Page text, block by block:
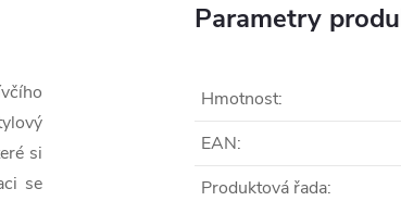
si
se
Parametry
Hmotnost:
EAN:
Produktová řada: